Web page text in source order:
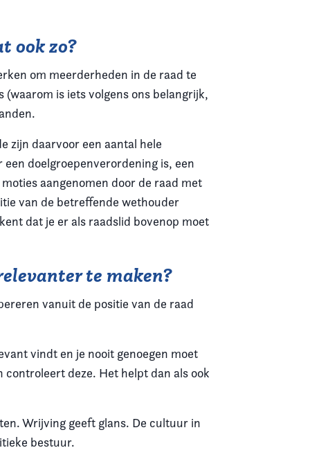
ook zo?
om meerderheden in de raad te
is iets volgens ons belangrijk,
zijn daarvoor een aantal hele
doelgroepenverordening is, een
aangenomen door de raad met
van de betreffende wethouder
dat je er als raadslid bovenop moet
te maken?
vanuit de positie van de raad
vindt en je nooit genoegen moet
deze. Het helpt dan als ook
Wrijving geeft glans. De cultuur in
bestuur.